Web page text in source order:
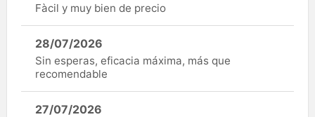
Fàcil y muy bien de precio
28/07/2026
Sin esperas, eficacia máxima, más que
recomendable
27/07/2026